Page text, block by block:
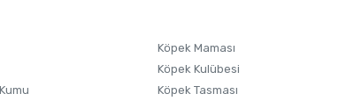
Ürünü Satın Al ve Yorumla
Köpek Maması
Köpek Kulübesi
Köpek Tasması